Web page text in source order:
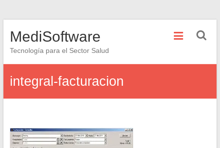
MediSoftware
Tecnología para el Sector Salud
integral-facturacion